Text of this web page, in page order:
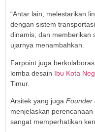
“Antar lain, melestarikan
dengan sistem
dinamis, dan memberikan
ujarnya menambahkan.
Farpoint juga
lomba desain Ibu Kota
Timur.
Arsitek yang juga Founder
menjelaskan
sangat memperhatikan